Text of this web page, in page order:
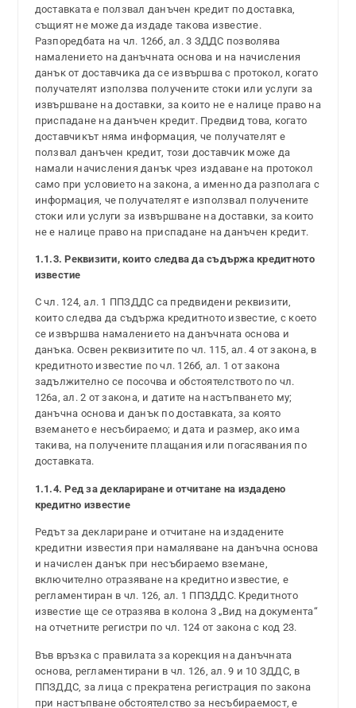
доставката е ползвал данъчен кредит по доставка,
същият не може да издаде такова известие.
Разпоредбата на чл. 126б, ал. 3 ЗДДС позволява
намалението на данъчната основа и на начисления
данък от доставчика да се извършва с протокол, когато
получателят използва получените стоки или услуги за
извършване на доставки, за които не е налице право на
приспадане на данъчен кредит. Предвид това, когато
доставчикът няма информация, че получателят е
ползвал данъчен кредит, този доставчик може да
намали начисления данък чрез издаване на протокол
само при условието на закона, а именно да разполага с
информация, че получателят е използвал получените
стоки или услуги за извършване на доставки, за които
не е налице право на приспадане на данъчен кредит.
1.1.3. Реквизити, които следва да съдържа кредитното
известие
С чл. 124, ал. 1 ППЗДДС са предвидени реквизити,
които следва да съдържа кредитното известие, с което
се извършва намалението на данъчната основа и
данъка. Освен реквизитите по чл. 115, ал. 4 от закона, в
кредитното известие по чл. 126б, ал. 1 от закона
задължително се посочва и обстоятелството по чл.
126а, ал. 2 от закона, и датите на настъпването му;
данъчна основа и данък по доставката, за която
вземането е несъбираемо; и дата и размер, ако има
такива, на получените плащания или погасявания по
доставката.
1.1.4. Ред за деклариране и отчитане на издадено
кредитно известие
Редът за деклариране и отчитане на издадените
кредитни известия при намаляване на данъчна основа
и начислен данък при несъбираемо вземане,
включително отразяване на кредитно известие, е
регламентиран в чл. 126, ал. 1 ППЗДДС. Кредитното
известие ще се отразява в колона 3 „Вид на документа“
на отчетните регистри по чл. 124 от закона с код 23.
Във връзка с правилата за корекция на данъчната
основа, регламентирани в чл. 126, ал. 9 и 10 ЗДДС, в
ППЗДДС, за лица с прекратена регистрация по закона
при настъпване обстоятелство за несъбираемост, е